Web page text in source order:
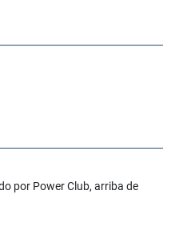
por Power Club, arriba de